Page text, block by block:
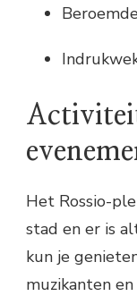
Het Rossio-
stad en er is
kun je
muzikanten